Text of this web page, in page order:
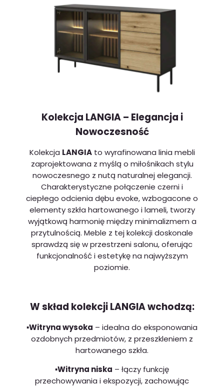
Kolekcja LANGIA – Elegancja i
Nowoczesność
Kolekcja LANGIAto wyrafinowana linia mebli
zaprojektowana z myślą o miłośnikach stylu
nowoczesnego z nutą naturalnej elegancji.
Charakterystyczne połączenie czerni i
ciepłego odcienia dębu evoke, wzbogacone o
elementy szkła hartowanego i lameli, tworzy
wyjątkową harmonię między minimalizmem a
przytulnością. Meble z tej kolekcji doskonale
sprawdzą się w przestrzeni salonu, oferując
funkcjonalność i estetykę na najwyższym
poziomie.
W skład kolekcji LANGIA wchodzą:
▪️Witryna wysoka – idealna do eksponowania
ozdobnych przedmiotów, z przeszkleniem z
hartowanego szkła.
▪️Witryna niska – łączy funkcję
przechowywania i ekspozycji, zachowując